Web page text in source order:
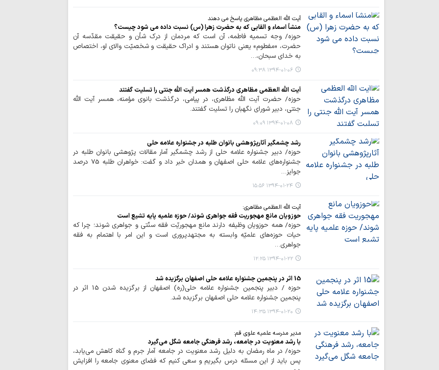
آیت الله العظمی مظاهری پاسخ می دهند
منشأ اسماء و القابی که به‌ حضرت زهرا (س) نسبت داده می شود چیست؟
حوزه/ وجه تسميه فاطمه، آن است كه مردمان از درك شأن و حقيقت مقدّسه آن
حضرت، «مفطوم» يعني ناتوان هستند و ادراك حقيقت و شخصيّت والاي او، اختصاص
به خداي سبحان،…
۱۳۹۴-۰۱-۰۶ ۰۹:۳۸
آیت الله العظمی مظاهری درگذشت همسر آیت الله جنتی را تسلیت گفتند
حوزه/ حضرت آیت الله مظاهری، در پیامی، درگذشت بانوی مؤمنه، همسر آیت الله
جنتی، دبیر شورای نگهبان را تسلیت گفتند.
۱۳۹۴-۰۱-۰۸ ۰۹:۰۹
رشد چشمگیر آثارپژوهشی بانوان طلبه در جشنواره‌ علامه حلی
حوزه/ دبیر جشنواره علامه حلی از رشد چشمگیر آمار مقالات پژوهشی بانوان طلبه در
جشنواره‌های علامه حلی اصفهان و همدان خبر داد و گفت: خواهران طلبه 75 درصد
جوایز…
۱۳۹۴-۰۱-۲۴ ۱۵:۵۶
آیت الله العظمی مظاهری:
حوزویان مانع مهجوریت فقه جواهری شوند/ حوزه علمیه پایه تشیع است
حوزه/ همه حوزویان وظیفه دارند مانع مهجوریّت فقه سنّتی و جواهری شوند؛ چرا که
حیات حوزه‌های علمیّه وابسته به مجتهدپروری است و این امر با اهتمام به فقه
جواهری…
۱۳۹۴-۰۱-۲۲ ۱۲:۲۵
15 اثر در پنجمین جشنواره علامه حلی اصفهان برگزیده شد
حوزه / دبیر پنجمین جشنواره علامه حلی(ره) اصفهان از برگزیده شدن 15 اثر در
پنجمین جشنواره علامه حلی اصفهان برگزیده شد.
۱۳۹۴-۰۱-۲۰ ۱۴:۳۵
مدیر مدرسه علمیه علوی قم:
با رشد معنویت در جامعه، رشد فرهنگی جامعه شگل می‌گیرد
حوزه/ در ماه رمضان به دلیل رشد معنویت در جامعه آمار جرم و گناه کاهش می‌یابد،
پس باید از این مسئله درس بگیریم و سعی کنیم که فضای معنوی جامعه را افزایش